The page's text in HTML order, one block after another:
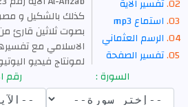
تفسير الآية
استماع mp3
الرسم العثماني
تفسير الصفحة
كذلك بالشكيل و
بصوت ثلاثين قارئ
الاسلامي مع
لمونتاج فيديو
السورة :
رقم